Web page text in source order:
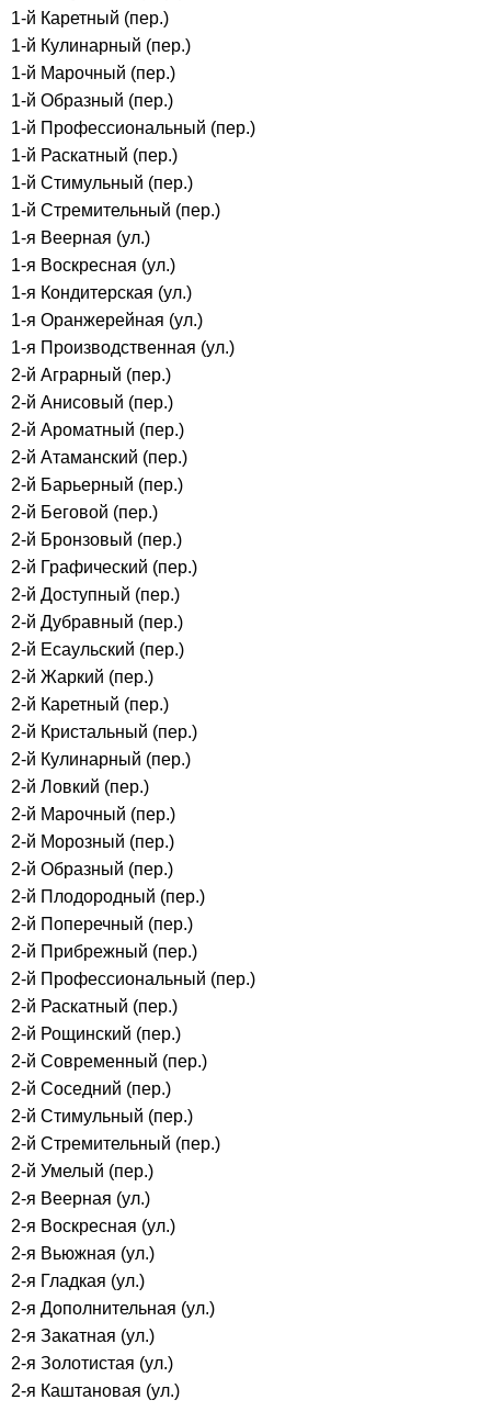
1-й Каретный (пер.)
1-й Кулинарный (пер.)
1-й Марочный (пер.)
1-й Образный (пер.)
1-й Профессиональный (пер.)
1-й Раскатный (пер.)
1-й Стимульный (пер.)
1-й Стремительный (пер.)
1-я Веерная (ул.)
1-я Воскресная (ул.)
1-я Кондитерская (ул.)
1-я Оранжерейная (ул.)
1-я Производственная (ул.)
2-й Аграрный (пер.)
2-й Анисовый (пер.)
2-й Ароматный (пер.)
2-й Атаманский (пер.)
2-й Барьерный (пер.)
2-й Беговой (пер.)
2-й Бронзовый (пер.)
2-й Графический (пер.)
2-й Доступный (пер.)
2-й Дубравный (пер.)
2-й Есаульский (пер.)
2-й Жаркий (пер.)
2-й Каретный (пер.)
2-й Кристальный (пер.)
2-й Кулинарный (пер.)
2-й Ловкий (пер.)
2-й Марочный (пер.)
2-й Морозный (пер.)
2-й Образный (пер.)
2-й Плодородный (пер.)
2-й Поперечный (пер.)
2-й Прибрежный (пер.)
2-й Профессиональный (пер.)
2-й Раскатный (пер.)
2-й Рощинский (пер.)
2-й Современный (пер.)
2-й Соседний (пер.)
2-й Стимульный (пер.)
2-й Стремительный (пер.)
2-й Умелый (пер.)
2-я Веерная (ул.)
2-я Воскресная (ул.)
2-я Вьюжная (ул.)
2-я Гладкая (ул.)
2-я Дополнительная (ул.)
2-я Закатная (ул.)
2-я Золотистая (ул.)
2-я Каштановая (ул.)